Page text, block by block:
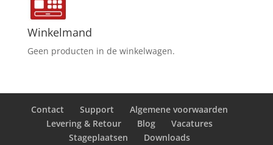
Winkelmand
Geen producten in de winkelwagen.
Contact Support
Algemene voorwaarden
Levering & Retour
Blog
Vacatures
Stageplaatsen
Downloads